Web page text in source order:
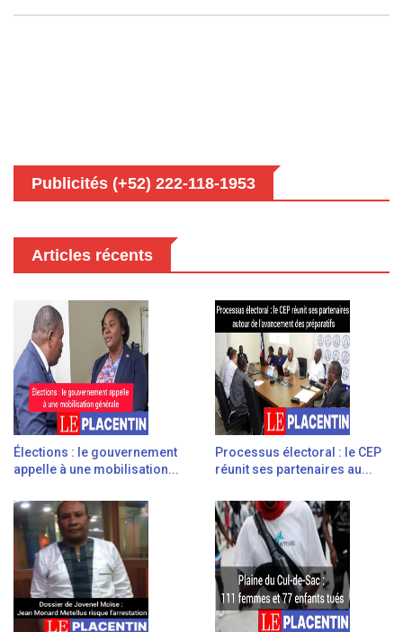
Publicités (+52) 222-118-1953
Articles récents
Élections : le gouvernement
appelle à une mobilisation...
Processus électoral : le CEP
réunit ses partenaires au...